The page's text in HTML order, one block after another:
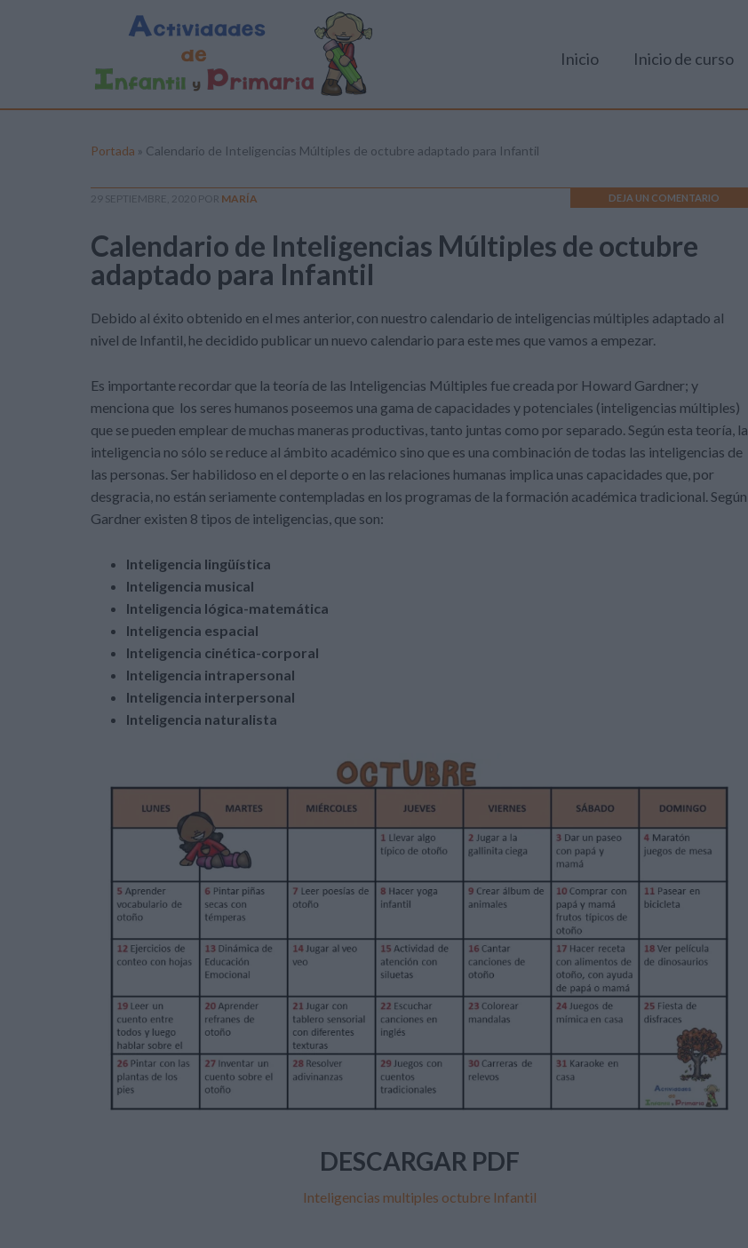
Inicio Inicio de curso
Portada » Calendario de Inteligencias Múltiples de octubre adaptado para Infantil
29 SEPTIEMBRE, 2020 POR MARÍA DEJA UN COMENTARIO
Calendario de Inteligencias Múltiples de octubre
adaptado para Infantil
Debido al éxito obtenido en el mes anterior, con nuestro calendario de inteligencias múltiples adaptado al
nivel de Infantil, he decidido publicar un nuevo calendario para este mes que vamos a empezar.
Es importante recordar que la teoría de las Inteligencias Múltiples fue creada por Howard Gardner; y
menciona que los seres humanos poseemos una gama de capacidades y potenciales (inteligencias múltiples)
que se pueden emplear de muchas maneras productivas, tanto juntas como por separado. Según esta teoría, la
inteligencia no sólo se reduce al ámbito académico sino que es una combinación de todas las inteligencias de
las personas. Ser habilidoso en el deporte o en las relaciones humanas implica unas capacidades que, por
desgracia, no están seriamente contempladas en los programas de la formación académica tradicional. Según
Gardner existen 8 tipos de inteligencias, que son:
Inteligencia lingüística
Inteligencia musical
Inteligencia lógica-matemática
Inteligencia espacial
Inteligencia cinética-corporal
Inteligencia intrapersonal
Inteligencia interpersonal
Inteligencia naturalista
DESCARGAR PDF
Inteligencias multiples octubre Infantil